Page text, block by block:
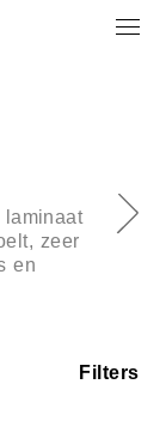
laminaat
zeer
en
Filters